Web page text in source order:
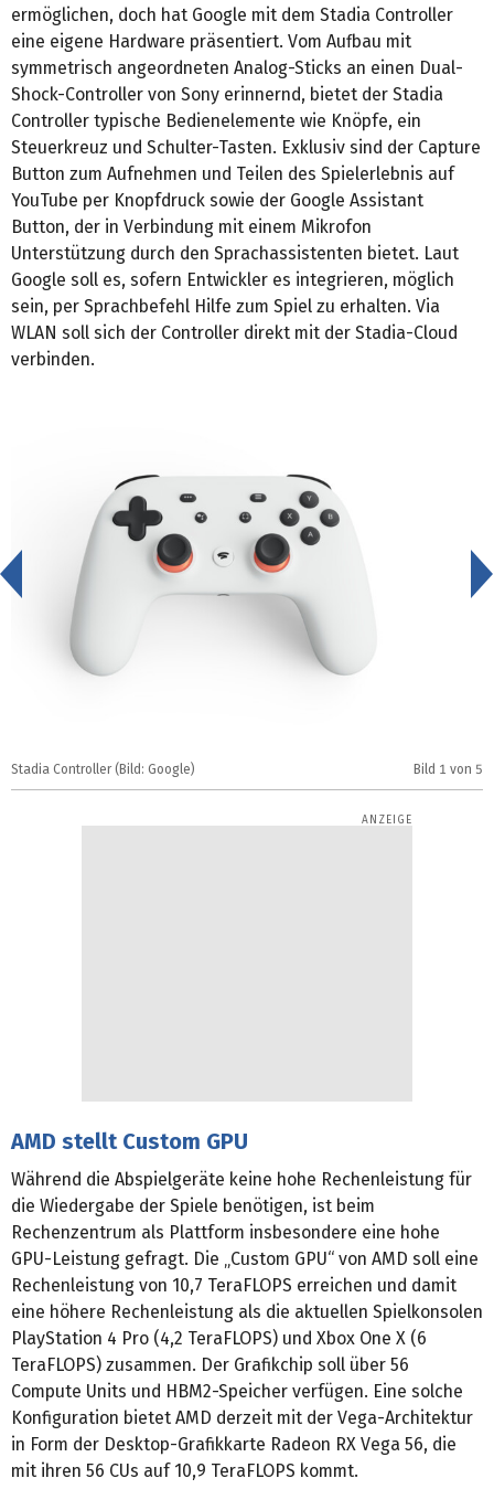
ermöglichen, doch hat Google mit dem Stadia Controller
eine eigene Hardware präsentiert. Vom Aufbau mit
symmetrisch angeordneten Analog-Sticks an einen Dual-
Shock-Controller von Sony erinnernd, bietet der Stadia
Controller typische Bedienelemente wie Knöpfe, ein
Steuerkreuz und Schulter-Tasten. Exklusiv sind der Capture
Button zum Aufnehmen und Teilen des Spielerlebnis auf
YouTube per Knopfdruck sowie der Google Assistant
Button, der in Verbindung mit einem Mikrofon
Unterstützung durch den Sprachassistenten bietet. Laut
Google soll es, sofern Entwickler es integrieren, möglich
sein, per Sprachbefehl Hilfe zum Spiel zu erhalten. Via
WLAN soll sich der Controller direkt mit der Stadia-Cloud
verbinden.
Stadia Controller (Bild: Google) Bild 1 von 5
<
AMD stellt Custom GPU
Während die Abspielgeräte keine hohe Rechenleistung für
die Wiedergabe der Spiele benötigen, ist beim
Rechenzentrum als Plattform insbesondere eine hohe
GPU-Leistung gefragt. Die „Custom GPU“ von AMD soll eine
Rechenleistung von 10,7 TeraFLOPS erreichen und damit
eine höhere Rechenleistung als die aktuellen Spielkonsolen
PlayStation 4 Pro (4,2 TeraFLOPS) und Xbox One X (6
TeraFLOPS) zusammen. Der Grafikchip soll über 56
Compute Units und HBM2-Speicher verfügen. Eine solche
Konfiguration bietet AMD derzeit mit der Vega-Architektur
in Form der Desktop-Grafikkarte Radeon RX Vega 56, die
mit ihren 56 CUs auf 10,9 TeraFLOPS kommt.